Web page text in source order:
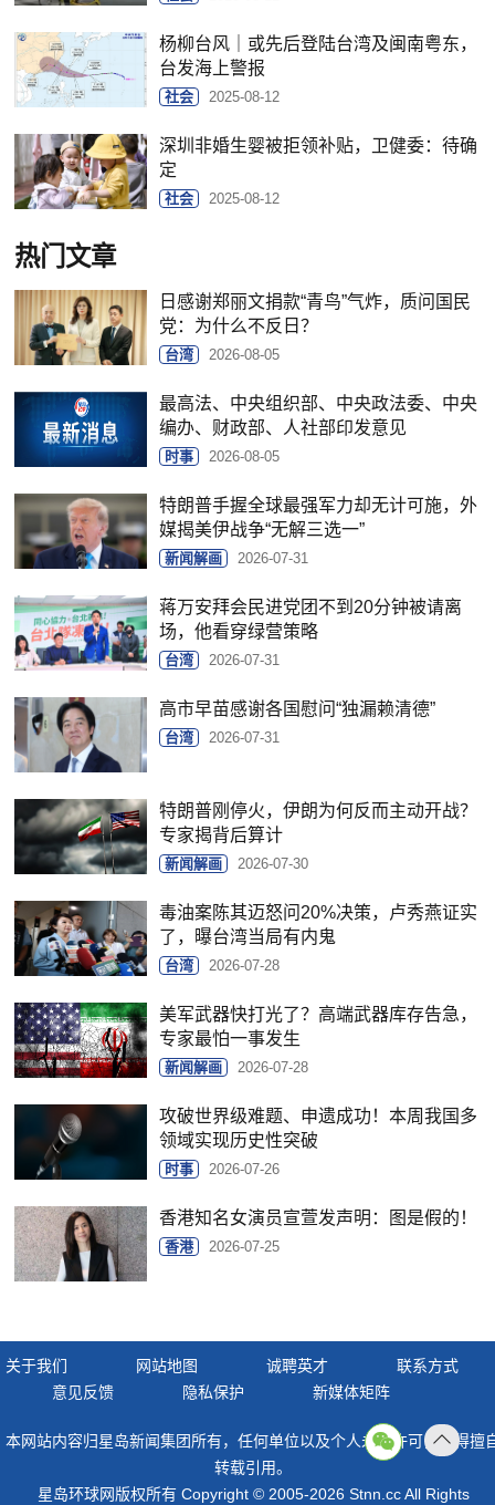
杨柳台风｜或先后登陆台湾及闽南粤东，
台发海上警报
社会 2025-08-12
深圳非婚生婴被拒领补贴，卫健委：待确
定
社会 2025-08-12
热门文章
日感谢郑丽文捐款“青鸟”气炸，质问国民
党：为什么不反日？
台湾 2026-08-05
最高法、中央组织部、中央政法委、中央
编办、财政部、人社部印发意见
时事 2026-08-05
特朗普手握全球最强军力却无计可施，外
媒揭美伊战争“无解三选一”
新闻解画 2026-07-31
蒋万安拜会民进党团不到20分钟被请离
场，他看穿绿营策略
台湾 2026-07-31
高市早苗感谢各国慰问“独漏赖清德”
台湾 2026-07-31
特朗普刚停火，伊朗为何反而主动开战？
专家揭背后算计
新闻解画 2026-07-30
毒油案陈其迈怒问20%决策，卢秀燕证实
了，曝台湾当局有内鬼
台湾 2026-07-28
美军武器快打光了？高端武器库存告急，
专家最怕一事发生
新闻解画 2026-07-28
攻破世界级难题、申遗成功！本周我国多
领域实现历史性突破
时事 2026-07-26
香港知名女演员宣萱发声明：图是假的！
香港 2026-07-25
关于我们 网站地图 诚聘英才
联系方式
意见反馈
隐私保护 新媒体矩阵
本网站内容归星岛新闻集团所有，任何单位以及个人未经许可，不得擅
转载引用。
星岛环球网版权所有 Copyright © 2005-2026 Stnn.cc All Rights
顶部